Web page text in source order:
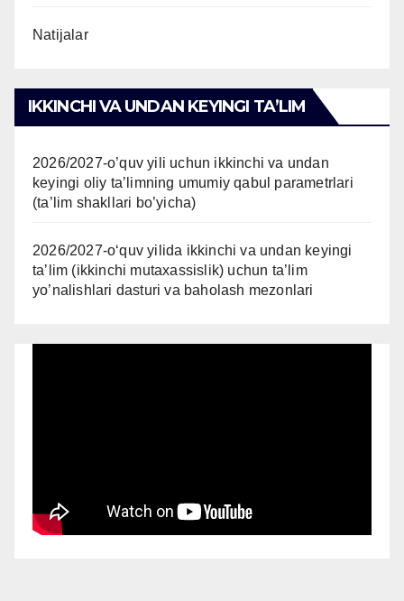
Natijalar
IKKINCHI VA UNDAN KEYINGI TAʼLIM
2026/2027-o’quv yili uchun ikkinchi va undan
keyingi oliy ta’limning umumiy qabul parametrlari
(ta’lim shakllari bo’yicha)
2026/2027-oʻquv yilida ikkinchi va undan keyingi
taʼlim (ikkinchi mutaxassislik) uchun ta’lim
yo’nalishlari dasturi va baholash mezonlari